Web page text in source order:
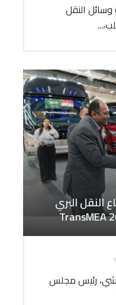
النقل
البري
رئيس مجلس